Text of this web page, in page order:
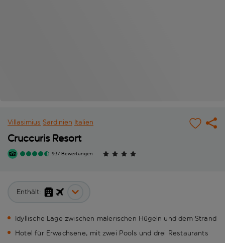
Villasimius Sardinien Italien
Cruccuris Resort
937 Bewertungen
Enthält:
Idyllische Lage zwischen malerischen Hügeln und dem Strand
Hotel für Erwachsene, mit zwei Pools und drei Restaurants